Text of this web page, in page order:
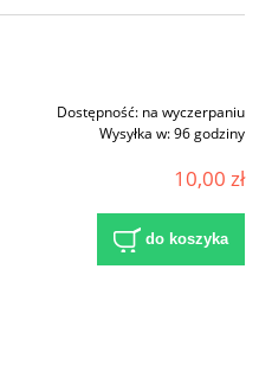
Dostępność: na wyczerpaniu
Wysyłka w:96 godziny
10,00 zł
do koszyka